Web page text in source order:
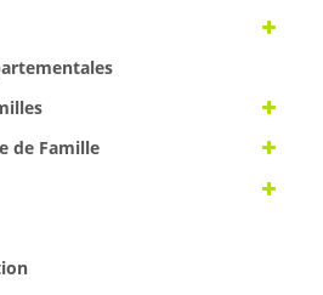
de Famille